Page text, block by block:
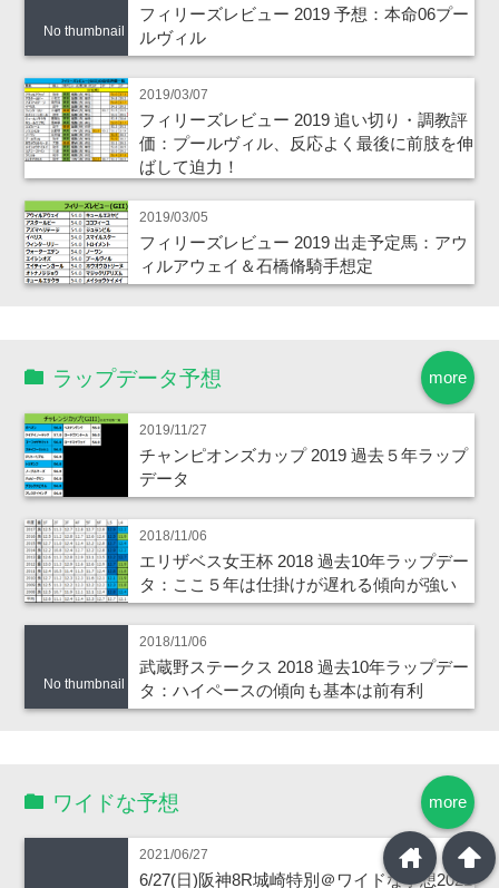
No thumbnail
フィリーズレビュー 2019 予想：本命06プー
ルヴィル
2019/03/07
フィリーズレビュー 2019 追い切り・調教評
価：プールヴィル、反応よく最後に前肢を伸
ばして迫力！
2019/03/05
フィリーズレビュー 2019 出走予定馬：アウ
ィルアウェイ＆石橋脩騎手想定
more
ラップデータ予想
2019/11/27
チャンピオンズカップ 2019 過去５年ラップ
データ
2018/11/06
エリザベス女王杯 2018 過去10年ラップデー
タ：ここ５年は仕掛けが遅れる傾向が強い
No thumbnail
2018/11/06
武蔵野ステークス 2018 過去10年ラップデー
タ：ハイペースの傾向も基本は前有利
more
ワイドな予想
2021/06/27
6/27(日)阪神8R城崎特別＠ワイドな予想2021
arrowup
home